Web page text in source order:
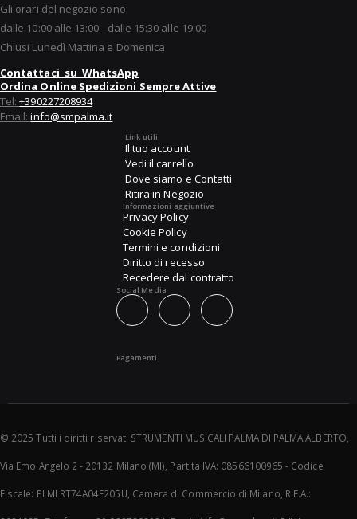
Gli orari del negozio sono:
dalle 10:00 alle 13:00 - dalle 15:30 alle 19:00
Chiusi Lunedì Mattina e Domenica
Contattaci su WhatsApp
Ordina Online Spedizioni Sempre Attive
Tel:+390227208934
Email:info@smpalma.it
Link utili
Il tuo account
Vedi il carrello
Dove siamo e Contatti
Ritira in Negozio
Informazioni aggiuntive
Privacy Policy
Cookie Policy
Termini e condizioni
Diritto di recesso
Recedere dal contratto
Social Media
Pagamenti
© 2025 Tutti i diritti riservati STRUMENTI MUSICALI PALMA DI PALMA ALBERTO,
Via Emo Angelo 2 - 20132 Milano (MI), Partita IVA: 08566100965 - Codice
Fiscale: PLMLRT74A04F205U, Camera di Commercio di Milano, R.E.A.: